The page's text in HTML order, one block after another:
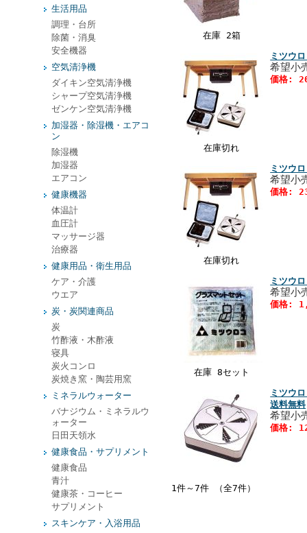
生活用品
調理・台所
除菌・消臭
安全機器
空気清浄機
ダイキン空気清浄機
シャープ空気清浄機
ゼンケン空気清浄機
加湿器・除湿機・エアコ
ン
除湿機
加湿器
エアコン
健康機器
体温計
血圧計
マッサージ器
治療器
健康用品・衛生用品
ケア・介護
ウエア
炭・炭関連商品
炭
竹酢液・木酢液
寝具
炭火コンロ
炭焼き窯・陶芸用窯
ミネラルウォーター
バナジウム・ミネラルウ
ォーター
日田天領水
健康食品・サプリメント
健康食品
青汁
健康茶・コーヒー
サプリメント
スキンケア・入浴用品
在庫 2箱
在庫切れ
ミツウ
希望小
価格:
在庫切れ
ミツウ
希望小
価格:
在庫 8セット
ミツウ
希望小
価格:
ミツウ
送料無料
希望小
価格:
1件～7件 （全7件）